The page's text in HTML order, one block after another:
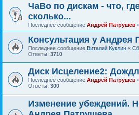
ЧаВо по дискам - что,
сколько...
Последнее сообщение Андрей Патрушев
Консультация у Андрея
Последнее сообщение Виталий Куклин «
Ответы: 3710
Диск Исцеление2:
Последнее сообщение Андрей Патрушев
Ответы: 300
Изменение убеждений.